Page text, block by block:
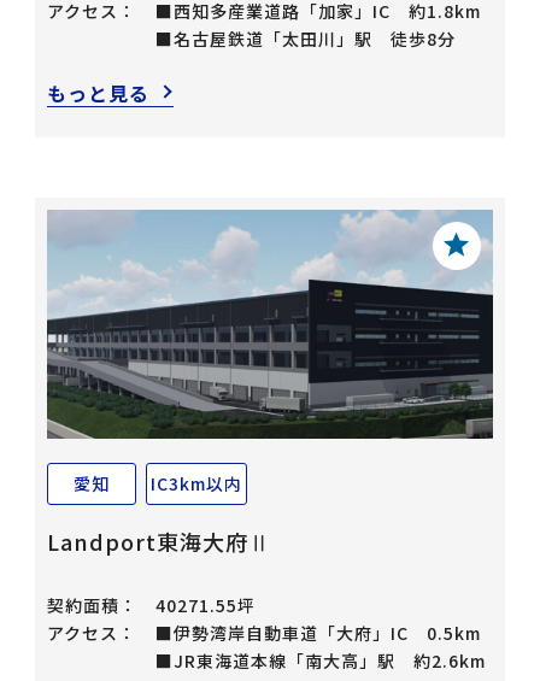
アクセス：
■西知多産業道路「加家」IC 約1.8km
■名古屋鉄道「太田川」駅 徒歩8分
もっと見る
愛知 IC3km以内
Landport東海大府Ⅱ
契約面積：
40271.55坪
アクセス：
■伊勢湾岸自動車道「大府」IC 0.5km
■JR東海道本線「南大高」駅 約2.6km